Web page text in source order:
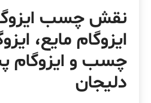
نقش چسب
ایزوگام مایع،
چسب و
دلیجان